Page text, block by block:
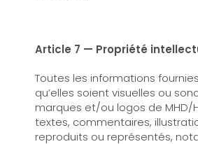
Article 7 — Propriété
Toutes les informations
qu’elles soient visuelles ou
marques et/ou logos de MHD/
textes, commentaires,
reproduits ou représentés,